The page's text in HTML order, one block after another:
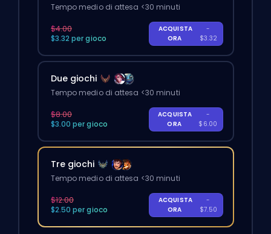
Tempo medio di attesa <30 minuti
$4.00
$3.32 per gioco
ACQUISTA
ORA
-
$3.32
Due giochi
Tempo medio di attesa <30 minuti
$8.00
$3.00 per gioco
ACQUISTA
ORA
-
$6.00
Tre giochi
Tempo medio di attesa <30 minuti
$12.00
$2.50 per gioco
ACQUISTA
ORA
-
$7.50